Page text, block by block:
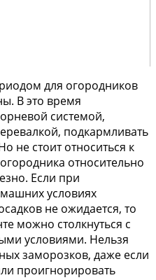
для огородников
В это время
системой,
подкармливать
не стоит относиться к
относительно
Если при
условиях
не ожидается, то
можно столкнуться с
условиями. Нельзя
заморозков, даже если
проигнорировать